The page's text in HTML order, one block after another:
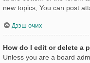
new topics, You can post
Дээш очих
How do I edit or delete a
Unless you are a board